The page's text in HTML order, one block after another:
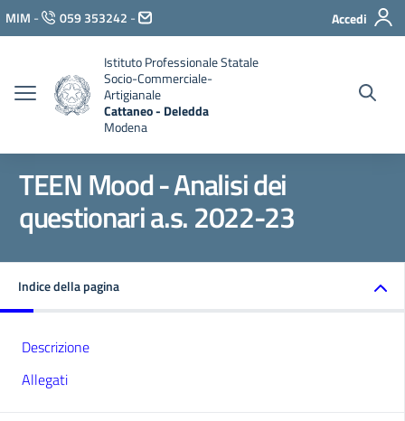
Vai ai contenuti
Vai al menu di navigazione
Vai al footer
MIM - 059 353242 - Accedi
Istituto Professionale Statale
Socio-Commerciale-
Artigianale
Cattaneo - Deledda
Modena
TEEN Mood - Analisi dei
questionari a.s. 2022-23
Indice della pagina
Descrizione
Allegati